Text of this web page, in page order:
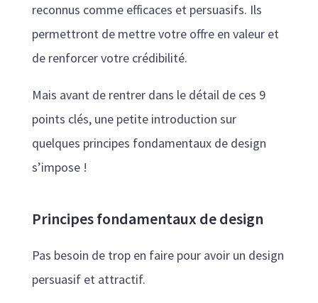
reconnus comme efficaces et persuasifs. Ils
permettront de mettre votre offre en valeur et
de renforcer votre crédibilité.
Mais avant de rentrer dans le détail de ces 9
points clés, une petite introduction sur
quelques principes fondamentaux de design
s’impose !
Principes fondamentaux de design
Pas besoin de trop en faire pour avoir un design
persuasif et attractif.